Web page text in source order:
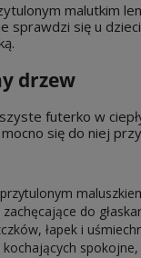
malutkim
sprawdzi się u
drzew
futerko w
mocno się do niej
do
łapek i